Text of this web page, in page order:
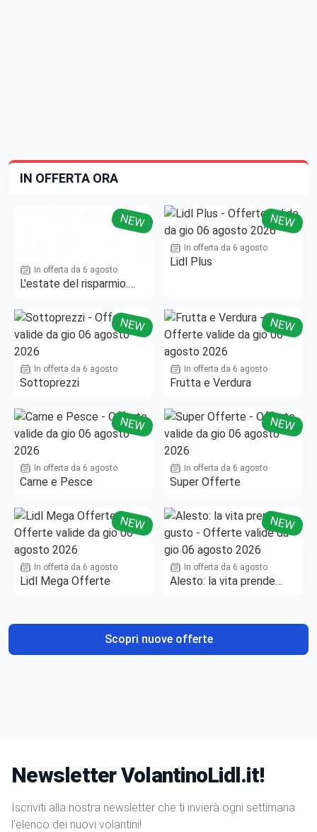
IN OFFERTA ORA
NEW
In offerta da 6 agosto
L'estate del risparmio.
NEW
In offerta da 6 agosto
Lidl Plus
NEW
In offerta da 6 agosto
Sottoprezzi
NEW
In offerta da 6 agosto
Frutta e Verdura
NEW
In offerta da 6 agosto
Carne e Pesce
NEW
In offerta da 6 agosto
Super Offerte
NEW
In offerta da 6 agosto
Lidl Mega Offerte
NEW
In offerta da 6 agosto
Alesto: la vita prende
Scopri nuove offerte
Newsletter VolantinoLidl.it!
Iscriviti alla nostra newsletter che ti invierà ogni settimana
l'elenco dei nuovi volantini!